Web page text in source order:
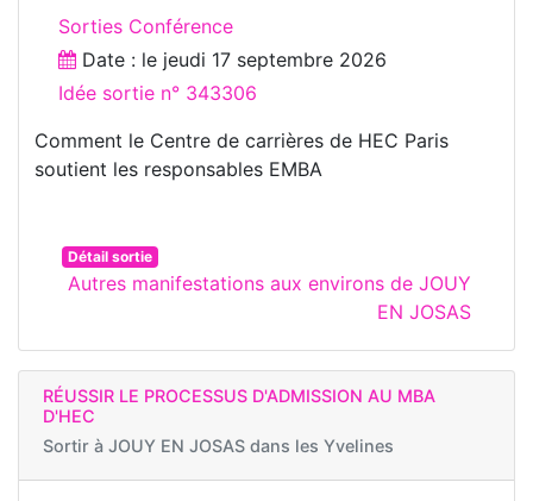
Sorties Conférence
Date : le jeudi 17 septembre 2026
Idée sortie n° 343306
Comment le Centre de carrières de HEC Paris
soutient les responsables EMBA
Détail sortie
Autres manifestations aux environs de JOUY
EN JOSAS
RÉUSSIR LE PROCESSUS D'ADMISSION AU MBA
D'HEC
Sortir à JOUY EN JOSAS dans les Yvelines